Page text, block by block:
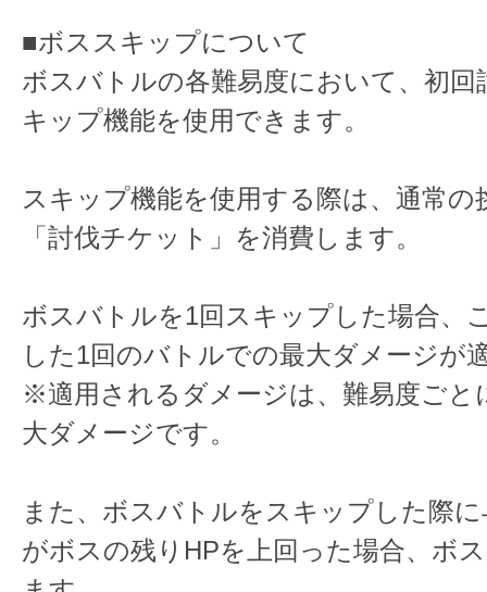
■ボススキップについて
ボスバトルの各難易度において、初回
キップ機能を使用できます。
スキップ機能を使用する際は、通常の
「討伐チケット」を消費します。
ボスバトルを1回スキップした場合、
した1回のバトルでの最大ダメージが
※適用されるダメージは、難易度ごと
大ダメージです。
また、ボスバトルをスキップした際
がボスの残りHPを上回った場合、ボ